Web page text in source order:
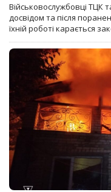
Військовослужбовці
досвідом та після
їхній роботі карається